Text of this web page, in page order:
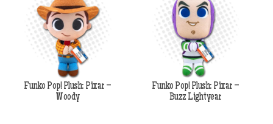
Funko Pop! Plush: Pixar –
Woody
Funko Pop! Plush: Pixar –
Buzz Lightyear